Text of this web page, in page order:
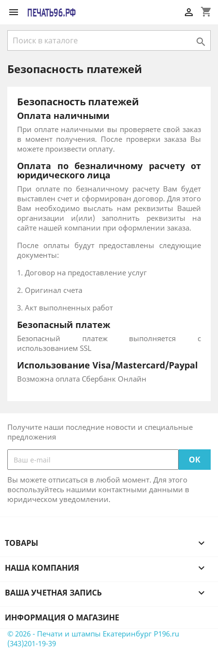
 shopping_cart


Безопасность платежей
Безопасность платежей
Оплата наличными
При оплате наличными вы проверяете свой заказ
в момент получения. После проверки заказа Вы
можете произвести оплату.
Оплата по безналичному расчету от
юридического лица
При оплате по безналичному расчету Вам будет
выставлен счет и сформирован договор. Для этого
Вам необходимо выслать нам реквизиты Вашей
организации и(или) заполнить реквизиты на
сайте нашей компании при оформлении заказа.
После оплаты будут предоставлены следующие
документы:
1. Договор на предоставление услуг
2. Оригинал счета
3. Акт выполненных работ
Безопасный платеж
Безопасный платеж выполняется с
использованием SSL
Использование Visa/Mastercard/Paypal
Возможна оплата Сбербанк Онлайн
Получите наши последние новости и специальные
предложения
Вы можете отписаться в любой момент. Для этого
воспользуйтесь нашими контактными данными в
юридическом уведомлении.
ТОВАРЫ 
НАША КОМПАНИЯ 
ВАША УЧЕТНАЯ ЗАПИСЬ 
ИНФОРМАЦИЯ О МАГАЗИНЕ
© 2026 - Печати и штампы Екатеринбург P196.ru
(343)201-19-39